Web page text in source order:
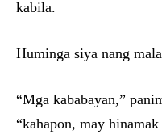
kabila.
Huminga siya nang
“Mga kababayan,”
“kahapon, may